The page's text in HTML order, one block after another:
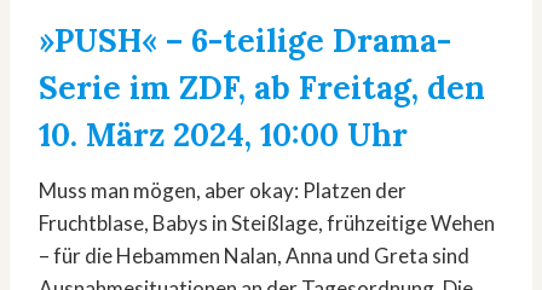
»PUSH« – 6-teilige Drama-
Serie im ZDF, ab Freitag, den
10. März 2024, 10:00 Uhr
Muss man mögen, aber okay: Platzen der
Fruchtblase, Babys in Steißlage, frühzeitige Wehen
– für die Hebammen Nalan, Anna und Greta sind